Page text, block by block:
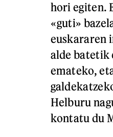
hori egiten.
«guti»
euskararen
alde batetik
emateko,
Helburu
kontatu du